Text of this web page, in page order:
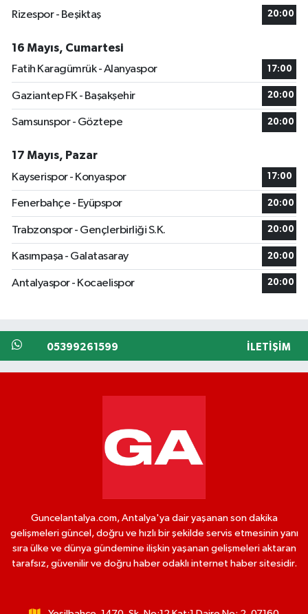
Rizespor - Beşiktaş
20:00
16 Mayıs, Cumartesi
Fatih Karagümrük - Alanyaspor
17:00
Gaziantep FK - Başakşehir 20:00
Samsunspor - Göztepe 20:00
17 Mayıs, Pazar
Kayserispor - Konyaspor
17:00
Fenerbahçe - Eyüpspor 20:00
Trabzonspor - Gençlerbirliği S.K. 20:00
Kasımpaşa - Galatasaray 20:00
Antalyaspor - Kocaelispor 20:00
05399261599 İLETIŞIM
Guncelantalya.com, Antalya'ya dair yaşanan son dakika
gelişmeleri güncel, doğru ve hızlı bir şekilde servis etmesinin yanı
sıra ülke ve dünya gündemine ilişkin yaşanan gelişmeleri aktaran
tarafsız, güvenilir ve doğru haber odaklı internet haber sitesidir.